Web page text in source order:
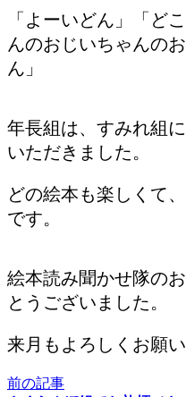
「よーいどん」「ど
んのおじいちゃんの
ん」
年長組は、すみれ組
いただきました。
どの絵本も楽しくて
です。
絵本読み聞かせ隊の
とうございました。
来月もよろしくお願い
前の記事